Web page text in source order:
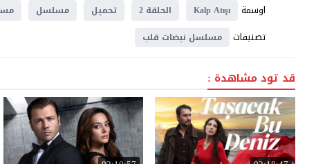
اوسمة
Kalp Atışı الحلقة 2 تحميل مسلسل
تصنيفات مسلسل نبضات قلب
قد تود مشاهدة :